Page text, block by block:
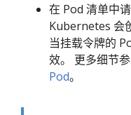
在 Pod 清单中
Kubernetes 会
当挂载令牌的
效。 更多细节
Pod。